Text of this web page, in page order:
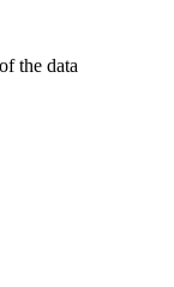
the data